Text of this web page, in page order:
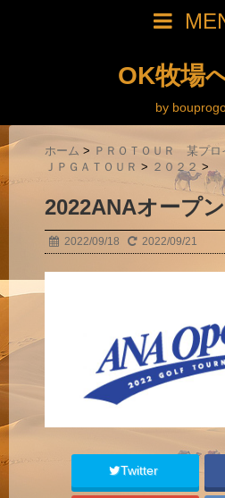
OK牧場
by
ホーム > ＰＲＯＴＯＵＲ 某プロ
ＪＰＧＡＴＯＵＲ > ２０２２ >
2022ANAオープ
2022/09/18 2022/09/21
Twitter